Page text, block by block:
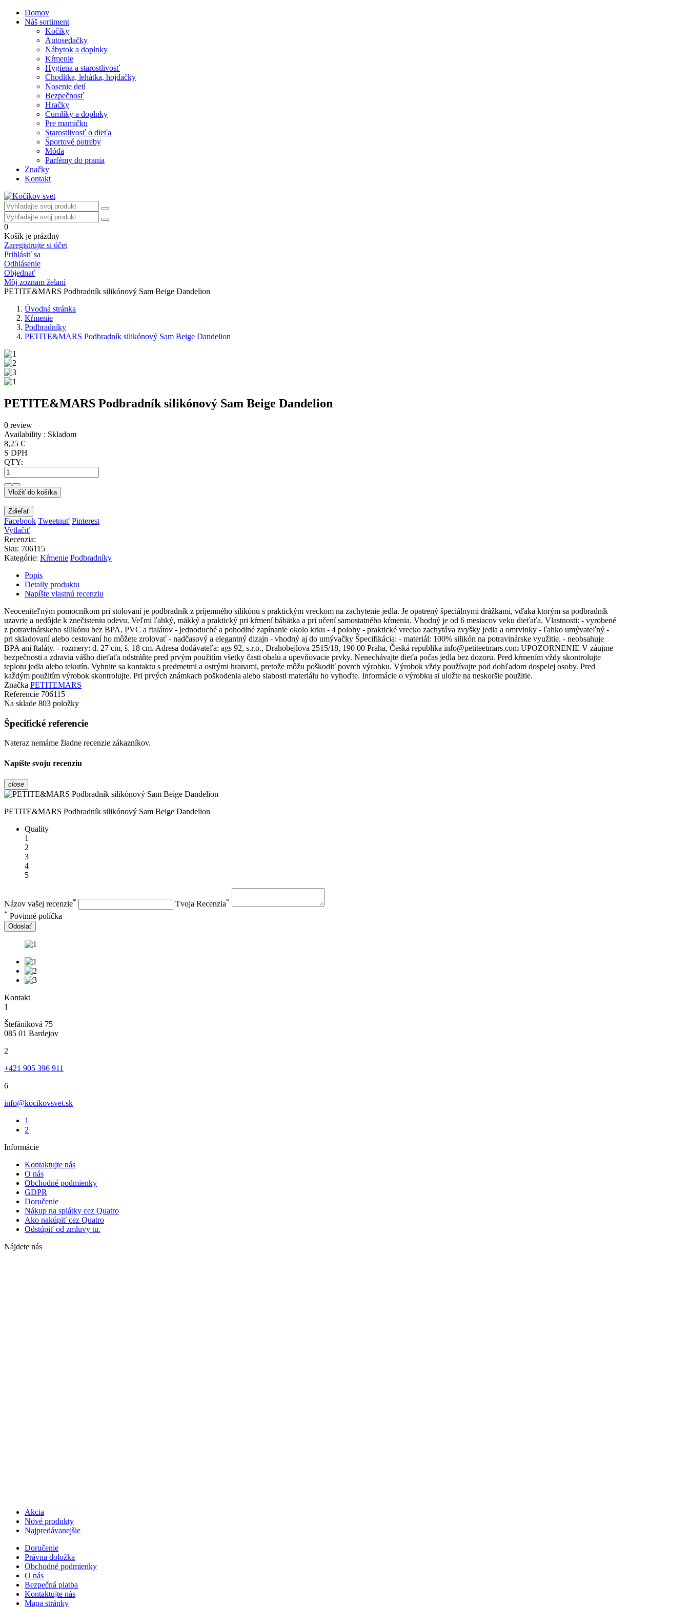
Domov
Náš sortiment
Kočíky
Autosedačky
Nábytok a doplnky
Kŕmenie
Hygiena a starostlivosť
Chodítka, lehátka, hojdačky
Nosenie detí
Bezpečnosť
Hračky
Cumlíky a doplnky
Pre mamičku
Starostlivosť o dieťa
Športové potreby
Móda
Parfémy do prania
Značky
Kontakt
0
Košík je prázdny
Zaregistrujte si účet
Prihlásiť sa
Odhlásenie
Objednať
Môj zoznam želaní
PETITE&MARS Podbradník silikónový Sam Beige Dandelion
Úvodná stránka
Kŕmenie
Podbradníky
PETITE&MARS Podbradník silikónový Sam Beige Dandelion
PETITE&MARS Podbradník silikónový Sam Beige Dandelion
0 review
Availability : Skladom
8,25 €
S DPH
QTY:
Vložiť do košíka
Zdieľať
Facebook Tweetnuť Pinterest
Vytlačiť
Recenzia:
Sku: 706115
Kategórie: Kŕmenie Podbradníky
Popis
Detaily produktu
Napíšte vlastnú recenziu
Neoceniteľným pomocníkom pri stolovaní je podbradník z príjemného silikónu s praktickým vreckom na zachytenie jedla. Je opatrený špeciálnymi drážkami, vďaka ktorým sa podbradník
uzavrie a nedôjde k znečisteniu odevu. Veľmi ľahký, mäkký a praktický pri kŕmení bábätka a pri učení samostatného kŕmenia. Vhodný je od 6 mesiacov veku dieťaťa. Vlastnosti: - vyrobené
z potravinárskeho silikónu bez BPA, PVC a ftalátov - jednoduché a pohodlné zapínanie okolo krku - 4 polohy - praktické vrecko zachytáva zvyšky jedla a omrvinky - ľahko umývateľný -
pri skladovaní alebo cestovaní ho môžete zrolovať - nadčasový a elegantný dizajn - vhodný aj do umývačky Špecifikácia: - materiál: 100% silikón na potravinárske využitie. - neobsahuje
BPA ani ftaláty. - rozmery: d. 27 cm, š. 18 cm. Adresa dodávateľa: ags 92, s.r.o., Drahobejlova 2515/18, 190 00 Praha, Česká republika info@petiteetmars.com UPOZORNENIE V záujme
bezpečnosti a zdravia vášho dieťaťa odstráňte pred prvým použitím všetky časti obalu a upevňovacie prvky. Nenechávajte dieťa počas jedla bez dozoru. Pred kŕmením vždy skontrolujte
teplotu jedla alebo tekutín. Vyhnite sa kontaktu s predmetmi a ostrými hranami, pretože môžu poškodiť povrch výrobku. Výrobok vždy používajte pod dohľadom dospelej osoby. Pred
každým použitím výrobok skontrolujte. Pri prvých známkach poškodenia alebo slabosti materiálu ho vyhoďte. Informácie o výrobku si uložte na neskoršie použitie.
Značka PETITEMARS
Referencie 706115
Na sklade 803 položky
Špecifické referencie
Nateraz nemáme žiadne recenzie zákazníkov.
Napíšte svoju recenziu
close
PETITE&MARS Podbradník silikónový Sam Beige Dandelion
Quality
1
2
3
4
5
Názov vašej recenzie* Tvoja Recenzia*
* Povinné políčka
Odoslať
Kontakt
1
Štefániková 75
085 01 Bardejov
2
+421 905 396 911
6
info@kocikovsvet.sk
1
2
Informácie
Kontaktujte nás
O nás
Obchodné podmienky
GDPR
Doručenie
Nákup na splátky cez Quatro
Ako nakúpiť cez Quatro
Odstúpiť od zmluvy tu.
Nájdete nás
Akcia
Nové produkty
Najpredávanejšie
Doručenie
Právna doložka
Obchodné podmienky
O nás
Bezpečná platba
Kontaktujte nás
Mapa stránky